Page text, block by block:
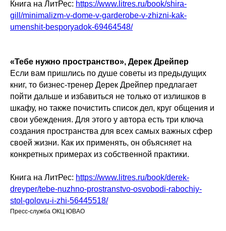
Книга на ЛитРес: https://www.litres.ru/book/shira-
gill/minimalizm-v-dome-v-garderobe-v-zhizni-kak-
umenshit-besporyadok-69464548/
«Тебе нужно пространство», Дерек Дрейпер
Если вам пришлись по душе советы из предыдущих
книг, то бизнес-тренер Дерек Дрейпер предлагает
пойти дальше и избавиться не только от излишков в
шкафу, но также почистить список дел, круг общения и
свои убеждения. Для этого у автора есть три ключа
создания пространства для всех самых важных сфер
своей жизни. Как их применять, он объясняет на
конкретных примерах из собственной практики.
Книга на ЛитРес: https://www.litres.ru/book/derek-
dreyper/tebe-nuzhno-prostranstvo-osvobodi-rabochiy-
stol-golovu-i-zhi-56445518/
Пресс-служба ОКЦ ЮВАО